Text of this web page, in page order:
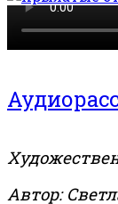
Автор: